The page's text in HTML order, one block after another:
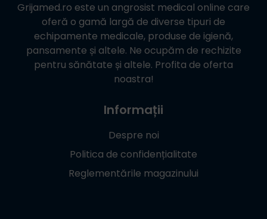
Grijamed.ro este un angrosist medical online care
oferă o gamă largă de diverse tipuri de
echipamente medicale, produse de igienă,
pansamente și altele. Ne ocupăm de rechizite
pentru sănătate și altele. Profita de oferta
noastra!
Informații
Despre noi
Politica de confidențialitate
Reglementările magazinului